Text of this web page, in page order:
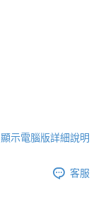
顯示電腦版詳細說明
客服